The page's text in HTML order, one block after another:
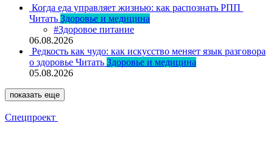
Когда еда управляет жизнью: как распознать РПП
Читать Здоровье и медицина
#Здоровое питание
06.08.2026
Редкость как чудо: как искусство меняет язык разговора
о здоровье Читать Здоровье и медицина
05.08.2026
показать еще
Спецпроект